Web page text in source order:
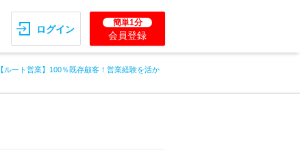
ログイン
簡単1分
会員登録
【ルート営業】100％既存顧客！営業経験を活か